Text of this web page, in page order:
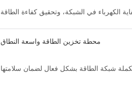
الكهرباء في الشبكة، وتحقيق كفاءة الطاقة
محطة تخزين الطاقة واسعة النطاق
شبكة الطاقة بشكل فعال لضمان سلامتها